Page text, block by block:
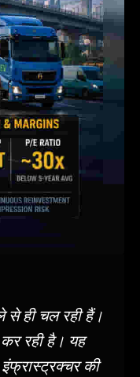
ही चल रही हैं।
रही है। यह
की